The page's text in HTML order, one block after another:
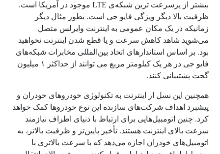
بیشتر از پرسرعت‌ ترین شبکه‌ی LTE موجود در آمریکا است.
ظرفیت بالا دیگر ویژگی فایو جی است. بطور مثال دیگر
زمانیکه در یک مکان عمومی به اینترنت وایرلس متصل
می‌شوید شاهد کاهش سرعت و یا قطع شدن اینترنت نخواهید
بود. بر اساس استاندارهای اتحاد بین‌المللی مخابرات شبکه‌های
فایو جی در هر یک کیلومتر مربع می‌ توانند از حداکثر ۱ میلیون
گجت پشتیبانی کنند.
همچنین این نسل از اینترنت به تکنولوژی خودروهای خودران و
پیشبرد اهداف شرکت‌های سازنده این نوع خودروها کمک خواهد
کرد. چنین اتومبیل‌هایی برای ارتباط با دنیای اطراف نیازمند
سرعت بالای اینترنت هستند. تأخیر پایین‌تر و ظرفیت بالاتر، به
اتومبیل‌های خودران اجازه می‌دهد که با سرعت بالاتری با